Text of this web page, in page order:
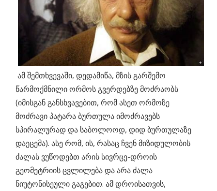
ამ შემთხვევაში, დედამიწა, მზის გარშემო
წარმოქმნილი ორმოს გვერდებზე მოძრაობს
(იმისგან განსხვავებით, რომ ასეთ ორმოზე
მოძრავი პატარა ბურთულა იმოძრავებს
სპირალურად და საბოლოოდ, დიდ ბურთულაზე
დაეცემა). ასე რომ, ის, რასაც ჩვენ მიზიდულობის
ძალას ვუწოდებთ არის სივრცე-დროის
გეომეტრიის ცვლილება და არა ძალა
ნიუტონისეული გაგებით. ამ დროისათვის,